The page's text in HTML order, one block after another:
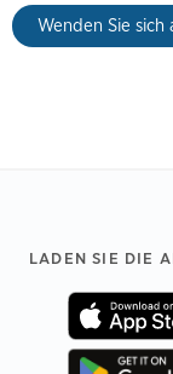
Wenden Sie sich
Footer
LADEN SIE DIE